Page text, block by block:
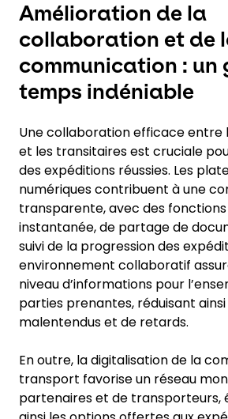
Amélioration de la
collaboration et de
communication : un
temps indéniable
Une collaboration efficace entre
et les transitaires est cruciale
des expéditions réussies. Les
numériques contribuent à une
transparente, avec des
instantanée, de partage de
suivi de la progression des
environnement collaboratif
niveau d’informations pour
parties prenantes, réduisant
malentendus et de retards.
En outre, la digitalisation de la
transport favorise un réseau
partenaires et de transporteurs,